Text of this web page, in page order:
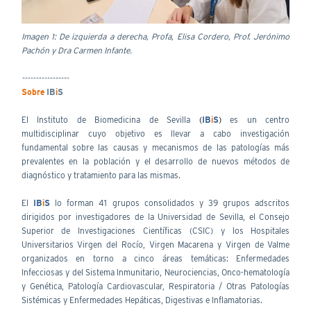
Imagen 1: De izquierda a derecha, Profa, Elisa Cordero, Prof. Jerónimo
Pachón y Dra Carmen Infante.
-----------------
Sobre IBiS
El Instituto de Biomedicina de Sevilla (IBiS)es un centro
multidisciplinar cuyo objetivo es llevar a cabo investigación
fundamental sobre las causas y mecanismos de las patologías más
prevalentes en la población y el desarrollo de nuevos métodos de
diagnóstico y tratamiento para las mismas.
El IBiS lo forman 41 grupos consolidados y 39 grupos adscritos
dirigidos por investigadores de la Universidad de Sevilla, el Consejo
Superior de Investigaciones Científicas (CSIC) y los Hospitales
Universitarios Virgen del Rocío, Virgen Macarena y Virgen de Valme
organizados en torno a cinco áreas temáticas: Enfermedades
Infecciosas y del Sistema Inmunitario, Neurociencias, Onco-hematología
y Genética, Patología Cardiovascular, Respiratoria / Otras Patologías
Sistémicas y Enfermedades Hepáticas, Digestivas e Inflamatorias.